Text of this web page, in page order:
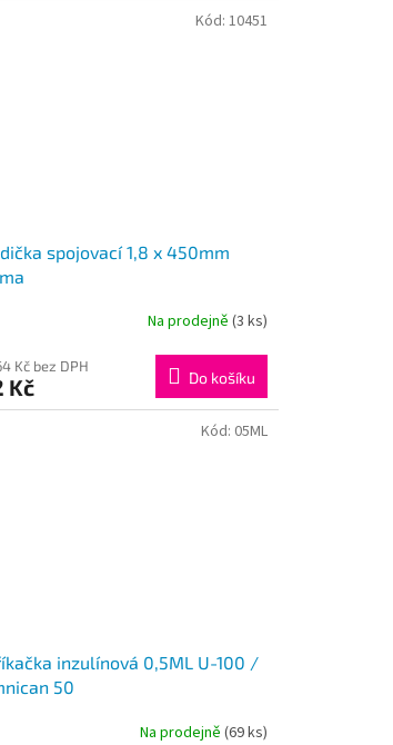
spojovací 1,8 x 450mm
Na prodejně (3 ks)
Kč bez DPH
Kč Do košíku
Kód: 10451
inzulínová 0,5ML U-100 /
50
Na prodejně (69 ks)
Kód: 05ML